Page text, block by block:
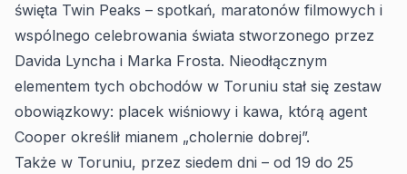
święta Twin Peaks – spotkań, maratonów filmowych i
wspólnego celebrowania świata stworzonego przez
Davida Lyncha i Marka Frosta. Nieodłącznym
elementem tych obchodów w Toruniu stał się zestaw
obowiązkowy: placek wiśniowy i kawa, którą agent
Cooper określił mianem „cholernie dobrej”.
Także w Toruniu, przez siedem dni – od 19 do 25